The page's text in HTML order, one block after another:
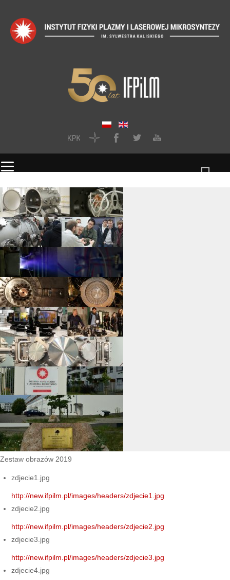
Zestaw obrazów 2019
zdjecie1.jpg
http://new.ifpilm.pl/images/headers/zdjecie1.jpg
zdjecie2.jpg
http://new.ifpilm.pl/images/headers/zdjecie2.jpg
zdjecie3.jpg
http://new.ifpilm.pl/images/headers/zdjecie3.jpg
zdjecie4.jpg